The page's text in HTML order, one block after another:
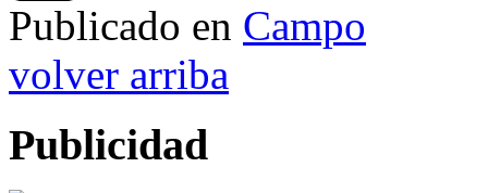
Publicado en Campo
volver arriba
Publicidad